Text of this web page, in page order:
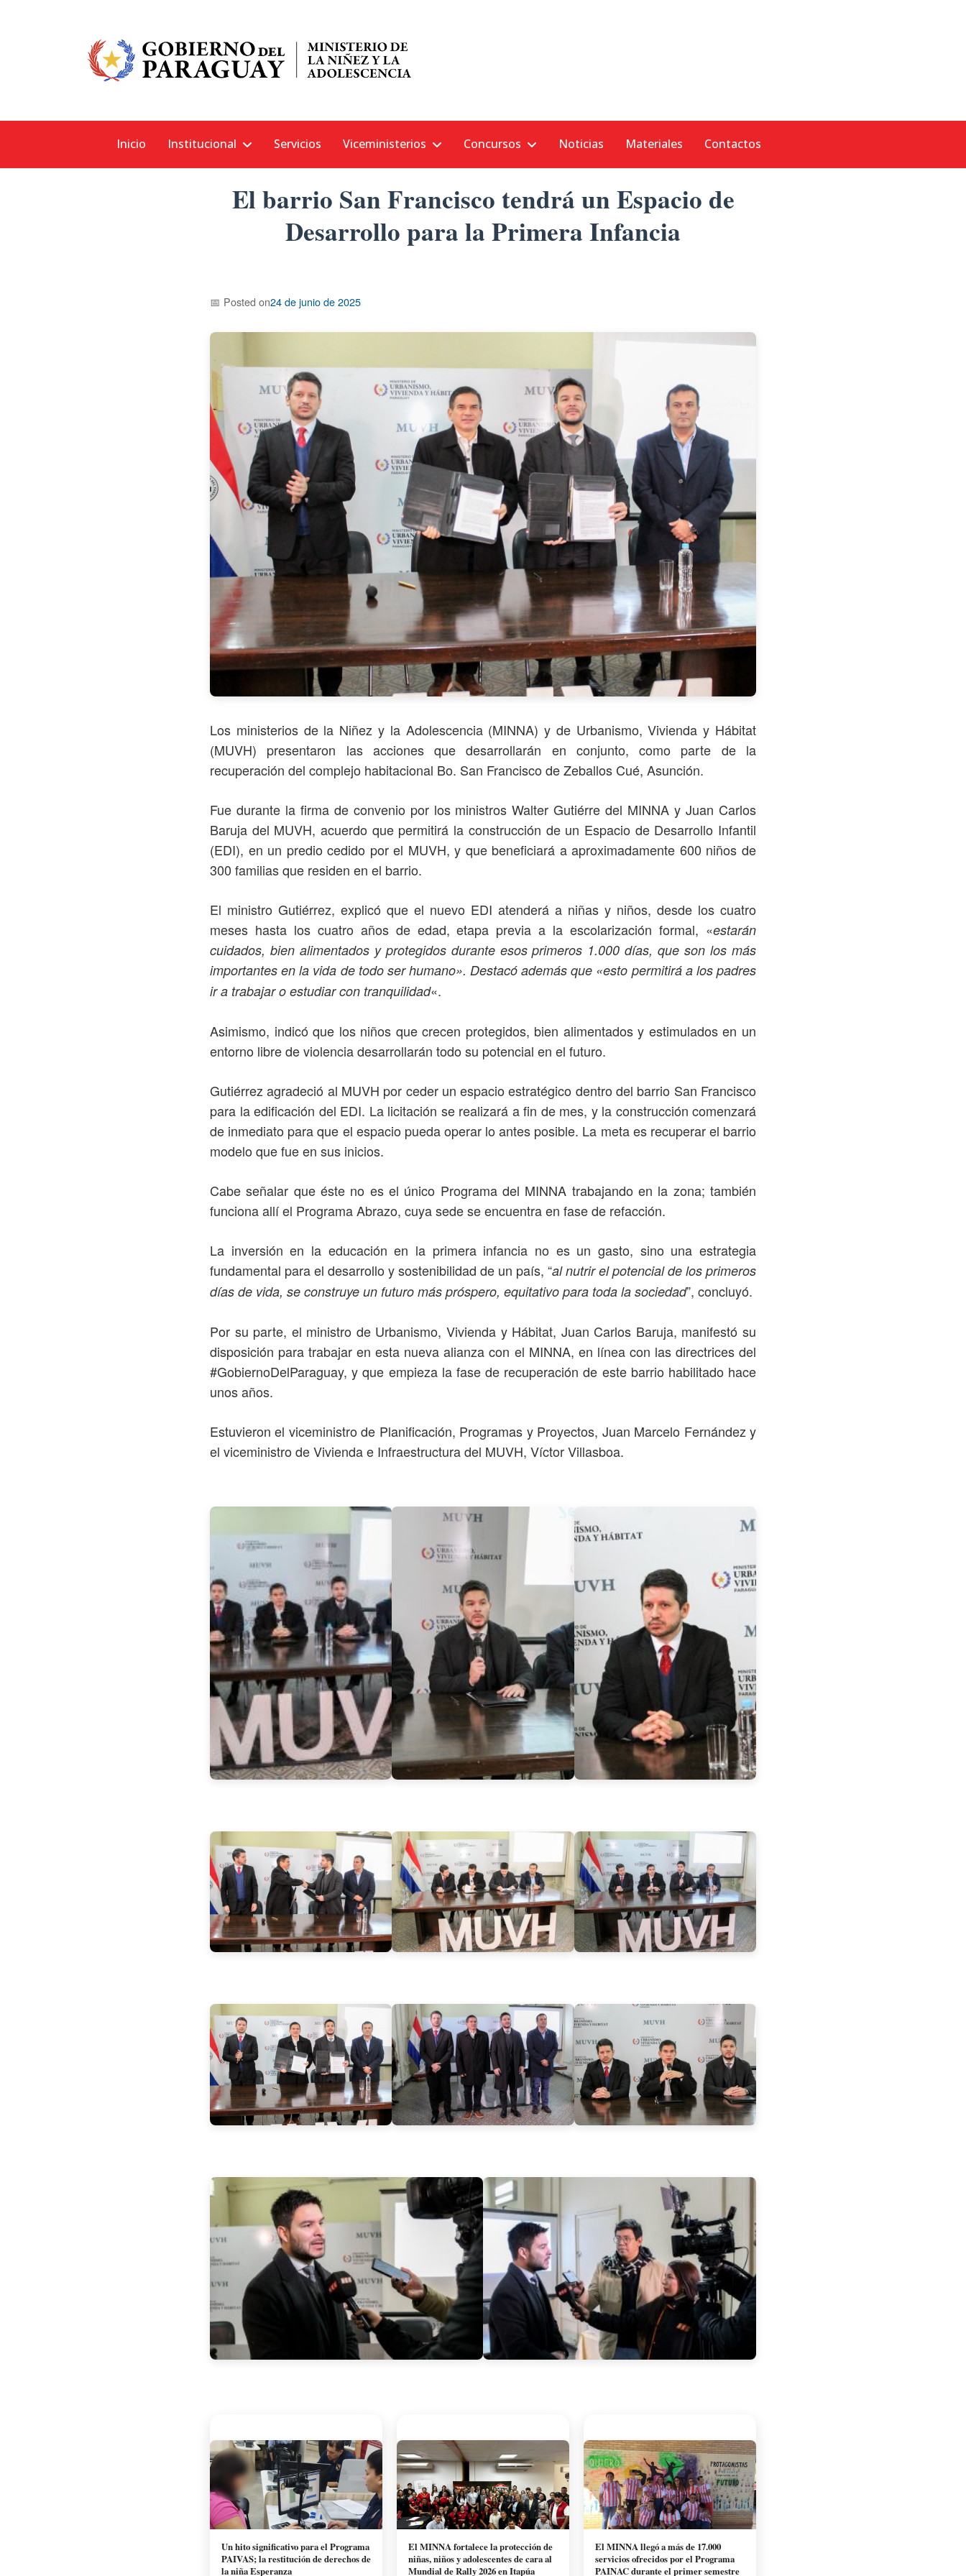
Inicio
Institucional Servicios Viceministerios Concursos Noticias Materiales Contactos
El barrio San Francisco tendrá un Espacio de
Desarrollo para la Primera Infancia
Posted on24 de junio de 2025
Los ministerios de la Niñez y la Adolescencia (MINNA) y de Urbanismo, Vivienda y Hábitat
(MUVH) presentaron las acciones que desarrollarán en conjunto, como parte de la
recuperación del complejo habitacional Bo. San Francisco de Zeballos Cué, Asunción.
Fue durante la firma de convenio por los ministros Walter Gutiérre del MINNA y Juan Carlos
Baruja del MUVH, acuerdo que permitirá la construcción de un Espacio de Desarrollo Infantil
(EDI), en un predio cedido por el MUVH, y que beneficiará a aproximadamente 600 niños de
300 familias que residen en el barrio.
El ministro Gutiérrez, explicó que el nuevo EDI atenderá a niñas y niños, desde los cuatro
meses hasta los cuatro años de edad, etapa previa a la escolarización formal, «estarán
cuidados, bien alimentados y protegidos durante esos primeros 1.000 días, que son los más
importantes en la vida de todo ser humano». Destacó además que «esto permitirá a los padres
ir a trabajar o estudiar con tranquilidad«.
Asimismo, indicó que los niños que crecen protegidos, bien alimentados y estimulados en un
entorno libre de violencia desarrollarán todo su potencial en el futuro.
Gutiérrez agradeció al MUVH por ceder un espacio estratégico dentro del barrio San Francisco
para la edificación del EDI. La licitación se realizará a fin de mes, y la construcción comenzará
de inmediato para que el espacio pueda operar lo antes posible. La meta es recuperar el barrio
modelo que fue en sus inicios.
Cabe señalar que éste no es el único Programa del MINNA trabajando en la zona; también
funciona allí el Programa Abrazo, cuya sede se encuentra en fase de refacción.
La inversión en la educación en la primera infancia no es un gasto, sino una estrategia
fundamental para el desarrollo y sostenibilidad de un país, “al nutrir el potencial de los primeros
días de vida, se construye un futuro más próspero, equitativo para toda la sociedad”, concluyó.
Por su parte, el ministro de Urbanismo, Vivienda y Hábitat, Juan Carlos Baruja, manifestó su
disposición para trabajar en esta nueva alianza con el MINNA, en línea con las directrices del
#GobiernoDelParaguay, y que empieza la fase de recuperación de este barrio habilitado hace
unos años.
Estuvieron el viceministro de Planificación, Programas y Proyectos, Juan Marcelo Fernández y
el viceministro de Vivienda e Infraestructura del MUVH, Víctor Villasboa.
Un hito significativo para el Programa
PAIVAS; la restitución de derechos de
la niña Esperanza
El MINNA fortalece la protección de
niñas, niños y adolescentes de cara al
Mundial de Rally 2026 en Itapúa
El MINNA llegó a más de 17.000
servicios ofrecidos por el Programa
PAINAC durante el primer semestre